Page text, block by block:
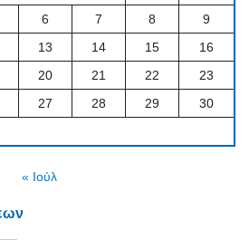
6 7 8
9
13 14 15
16
20 21 22
23
27 28 29
30
« Ιούλ